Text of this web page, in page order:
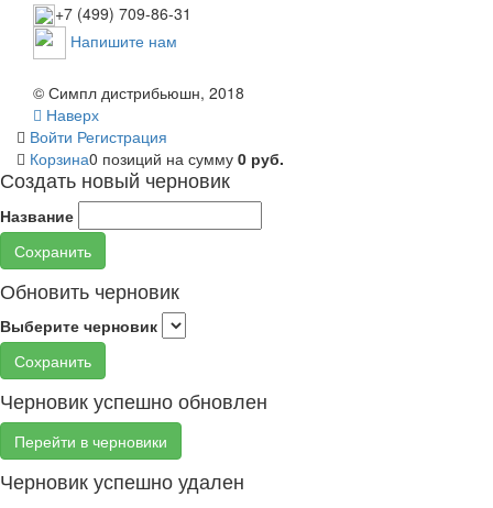
+7 (499) 709-86-31
Напишите нам
© Симпл дистрибьюшн, 2018
Наверх
Войти Регистрация
Корзина0 позиций на сумму 0 руб.
Создать новый черновик
Название
Сохранить
Обновить черновик
Выберите черновик
Сохранить
Черновик успешно обновлен
Перейти в черновики
Черновик успешно удален